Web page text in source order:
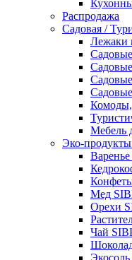
Распродажа
Садовая /
Лежаки
Комоды,
Мебель
Эко-
Мед
Орехи
Чай